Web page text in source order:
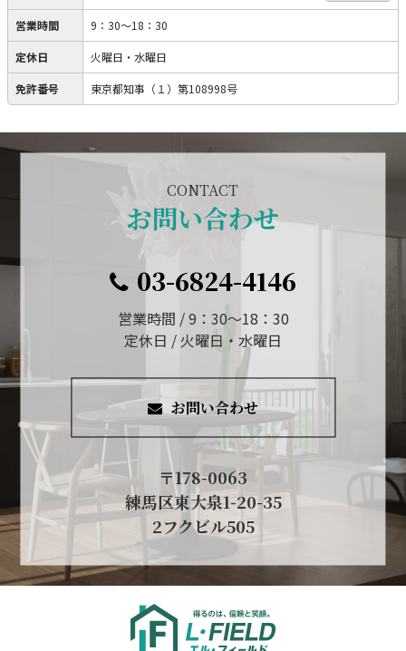
営業時間 9：30～18：30
定休日 火曜日・水曜日
免許番号 東京都知事（１）第108998号
CONTACT
お問い合わせ
03-6824-4146
営業時間 / 9：30～18：30
定休日 / 火曜日・水曜日
お問い合わせ
〒178-0063
練馬区東大泉1-20-35
2フクビル505